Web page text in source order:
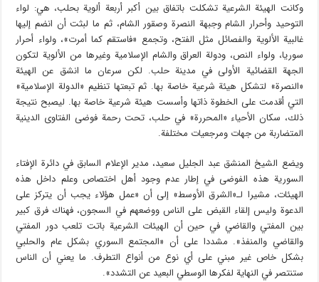
وكانت الهيئة الشرعية تشكلت باتفاق بين أكبر أربعة ألوية بحلب، هي: لواء
التوحيد وأحرار الشام وجبهة النصرة وصقور الشام، ثم ما لبثت أن انضم إليها
غالبية الألوية والفصائل مثل الفتح، وتجمع «فاستقم كما أمرت»، ولواء أحرار
سوريا، ولواء النص، ودولة العراق والشام الإسلامية وغيرها من الألوية لتكون
الجهة القضائية الأولى في مدينة حلب. لكن سرعان ما انشق عن الهيئة
«النصرة» لتشكل هيئة شرعية خاصة بها. ثم تبعتها تنظيم «الدولة الإسلامية»
التي أقدمت على الخطوة ذاتها وأسست هيئة شرعية خاصة بها. ليصبح نتيجة
ذلك، سكان الأحياء «المحررة» في حلب، تحت رحمة فوضى الفتاوى الدينية
المتضاربة من جهات ومرجعيات مختلفة.
ويضع الشيخ المنشق عبد الجليل سعيد، مدير الإعلام السابق في دائرة الإفتاء
السورية هذه الفوضى في إطار عدم وجود أهل اختصاص وعلم داخل هذه
الهيئات، مشيرا لـ«الشرق الأوسط» إلى أن «عمل هؤلاء يجب أن يتركز على
الدعوة وليس إلقاء القبض على الناس ووضعهم في السجون، فهناك فرق كبير
بين المفتي والقاضي في حين أن الهيئات الشرعية باتت تلعب دور المفتي
والقاضي والمنفذ». مشددا على أن «المجتمع السوري بشكل عام والحلبي
بشكل خاص غير مبني على أي نوع من أنواع التطرف. ما يعني أن الناس
ستنتصر في النهاية لفكرها الوسطي البعيد عن التشدد».